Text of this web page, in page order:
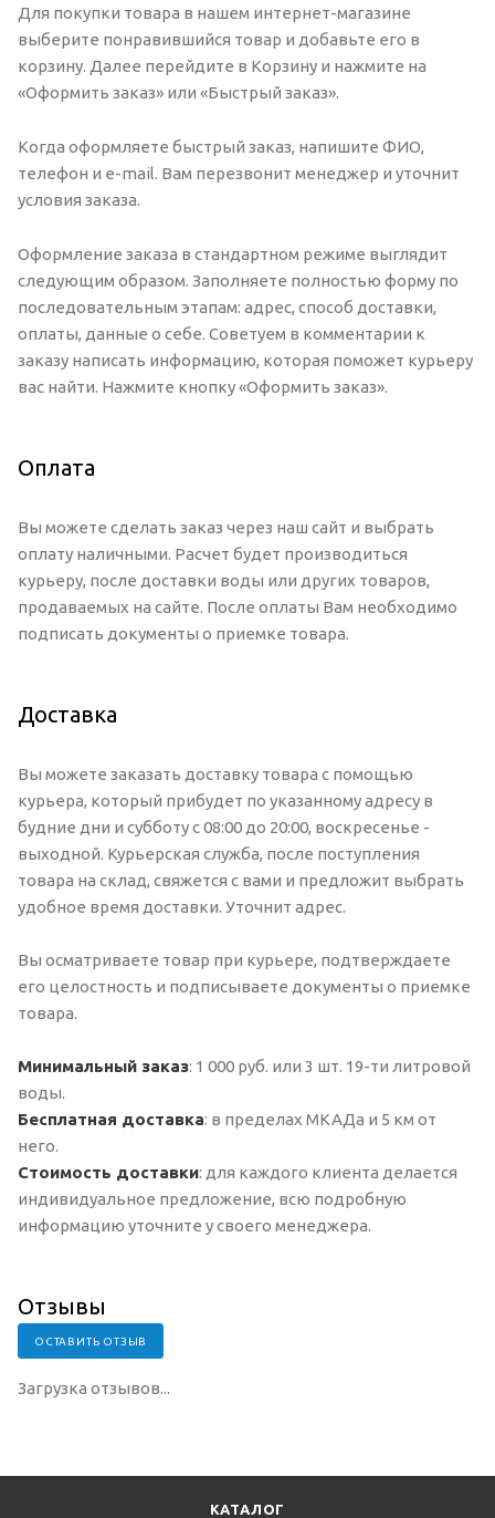
Для покупки товара в нашем интернет-магазине
выберите понравившийся товар и добавьте его в
корзину. Далее перейдите в Корзину и нажмите на
«Оформить заказ» или «Быстрый заказ».
Когда оформляете быстрый заказ, напишите ФИО,
телефон и e-mail. Вам перезвонит менеджер и уточнит
условия заказа.
Оформление заказа в стандартном режиме выглядит
следующим образом. Заполняете полностью форму по
последовательным этапам: адрес, способ доставки,
оплаты, данные о себе. Советуем в комментарии к
заказу написать информацию, которая поможет курьеру
вас найти. Нажмите кнопку «Оформить заказ».
Оплата
Вы можете сделать заказ через наш сайт и выбрать
оплату наличными. Расчет будет производиться
курьеру, после доставки воды или других товаров,
продаваемых на сайте. После оплаты Вам необходимо
подписать документы о приемке товара.
Доставка
Вы можете заказать доставку товара с помощью
курьера, который прибудет по указанному адресу в
будние дни и субботу с 08:00 до 20:00, воскресенье -
выходной. Курьерская служба, после поступления
товара на склад, свяжется с вами и предложит выбрать
удобное время доставки. Уточнит адрес.
Вы осматриваете товар при курьере, подтверждаете
его целостность и подписываете документы о приемке
товара.
Минимальный заказ: 1 000 руб. или 3 шт. 19-ти литровой
воды.
Бесплатная доставка: в пределах МКАДа и 5 км от
него.
Стоимость доставки: для каждого клиента делается
индивидуальное предложение, всю подробную
информацию уточните у своего менеджера.
Отзывы
ОСТАВИТЬ ОТЗЫВ
Загрузка отзывов...
КАТАЛОГ